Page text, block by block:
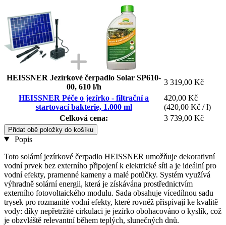
HEISSNER Jezírkové čerpadlo Solar SP610-
00, 610 l/h
3 319,00 Kč
HEISSNER Péče o jezírko - filtrační a
startovací bakterie, 1.000 ml
420,00 Kč
(420,00 Kč / l)
Celková cena:
3 739,00 Kč
Přidat obě položky do košíku
Popis
Toto solární jezírkové čerpadlo HEISSNER umožňuje dekorativní
vodní prvek bez externího připojení k elektrické síti a je ideální pro
vodní efekty, pramenné kameny a malé potůčky. Systém využívá
výhradně solární energii, která je získávána prostřednictvím
externího fotovoltaického modulu. Sada obsahuje vícedílnou sadu
trysek pro rozmanité vodní efekty, které rovněž přispívají ke kvalitě
vody: díky nepřetržité cirkulaci je jezírko obohacováno o kyslík, což
je obzvláště relevantní během teplých, slunečných dnů.